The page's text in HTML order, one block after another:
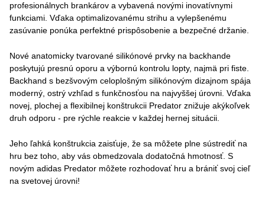
profesionálnych brankárov a vybavená novými inovatívnymi
funkciami. Vďaka optimalizovanému strihu a vylepšenému
zasúvanie ponúka perfektné prispôsobenie a bezpečné držanie.
Nové anatomicky tvarované silikónové prvky na backhande
poskytujú presnú oporu a výbornú kontrolu lopty, najmä pri fiste.
Backhand s bezšvovým celoplošným silikónovým dizajnom spája
moderný, ostrý vzhľad s funkčnosťou na najvyššej úrovni. Vďaka
novej, plochej a flexibilnej konštrukcii Predator znižuje akýkoľvek
druh odporu - pre rýchle reakcie v každej hernej situácii.
Jeho ľahká konštrukcia zaisťuje, že sa môžete plne sústrediť na
hru bez toho, aby vás obmedzovala dodatočná hmotnosť. S
novým adidas Predator môžete rozhodovať hru a brániť svoj cieľ
na svetovej úrovni!